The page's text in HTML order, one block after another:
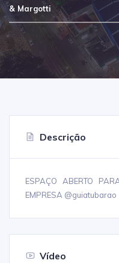
& Margotti
Descrição
ESPAÇO ABERTO
EMPRESA @guiatubarao
Vídeo